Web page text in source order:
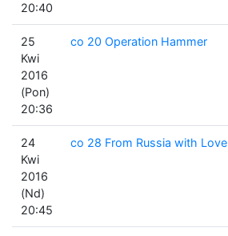
20:40
25
Kwi
2016
(Pon)
20:36
co 20 Operation Hammer
24
Kwi
2016
(Nd)
20:45
co 28 From Russia with Love